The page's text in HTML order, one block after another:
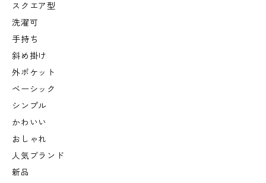
スクエア型
洗濯可
手持ち
斜め掛け
外ポケット
ベーシック
シンプル
かわいい
おしゃれ
人気ブランド
新品